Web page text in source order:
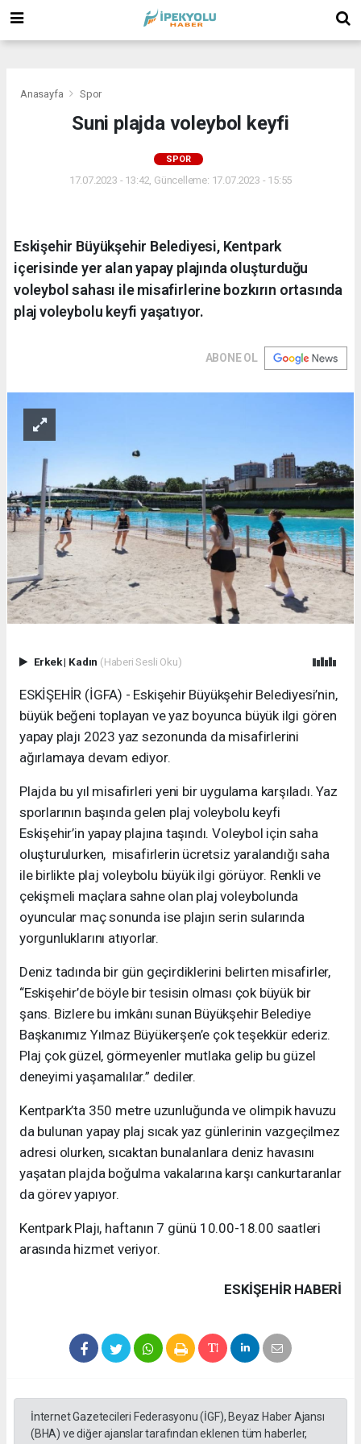
Anasayfa Spor
Suni plajda voleybol keyfi
SPOR
17.07.2023 - 13:42, Güncelleme: 17.07.2023 - 15:55
Eskişehir Büyükşehir Belediyesi, Kentpark
içerisinde yer alan yapay plajında oluşturduğu
voleybol sahası ile misafirlerine bozkırın ortasında
plaj voleybolu keyfi yaşatıyor.
ABONE OL
Erkek| Kadın (Haberi Sesli Oku)
ESKİŞEHİR (İGFA) - Eskişehir Büyükşehir Belediyesi’nin,
büyük beğeni toplayan ve yaz boyunca büyük ilgi gören
yapay plajı 2023 yaz sezonunda da misafirlerini
ağırlamaya devam ediyor.
Plajda bu yıl misafirleri yeni bir uygulama karşıladı. Yaz
sporlarının başında gelen plaj voleybolu keyfi
Eskişehir’in yapay plajına taşındı. Voleybol için saha
oluşturulurken, misafirlerin ücretsiz yaralandığı saha
ile birlikte plaj voleybolu büyük ilgi görüyor. Renkli ve
çekişmeli maçlara sahne olan plaj voleybolunda
oyuncular maç sonunda ise plajın serin sularında
yorgunluklarını atıyorlar.
Deniz tadında bir gün geçirdiklerini belirten misafirler,
“Eskişehir’de böyle bir tesisin olması çok büyük bir
şans. Bizlere bu imkânı sunan Büyükşehir Belediye
Başkanımız Yılmaz Büyükerşen’e çok teşekkür ederiz.
Plaj çok güzel, görmeyenler mutlaka gelip bu güzel
deneyimi yaşamalılar.” dediler.
Kentpark’ta 350 metre uzunluğunda ve olimpik havuzu
da bulunan yapay plaj sıcak yaz günlerinin vazgeçilmez
adresi olurken, sıcaktan bunalanlara deniz havasını
yaşatan plajda boğulma vakalarına karşı cankurtaranlar
da görev yapıyor.
Kentpark Plajı, haftanın 7 günü 10.00-18.00 saatleri
arasında hizmet veriyor.
ESKIŞEHIR HABERİ
İnternet Gazetecileri Federasyonu (İGF), Beyaz Haber Ajansı
(BHA) ve diğer ajanslar tarafından eklenen tüm haberler,